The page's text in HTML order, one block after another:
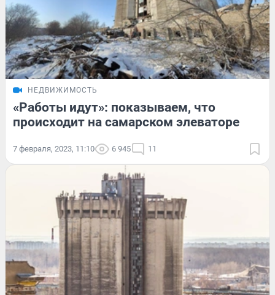
НЕДВИЖИМОСТЬ
«Работы идут»: показываем, что
происходит на самарском элеваторе
7 февраля, 2023, 11:10 6 945 11